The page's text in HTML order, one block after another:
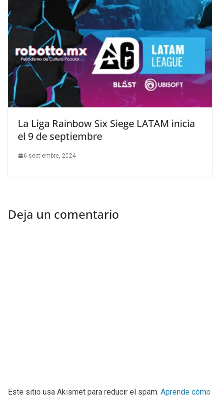
La Liga Rainbow Six Siege LATAM inicia
el 9 de septiembre
6 septiembre, 2024
Deja un comentario
Este sitio usa Akismet para reducir el spam. Aprende cómo